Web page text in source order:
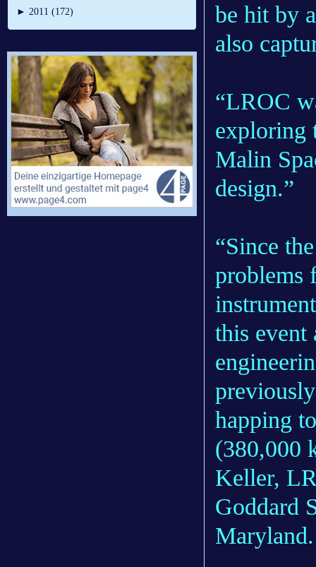
► 2011 (172)
be hit by
also
“LROC
exploring
Malin
design.”
“Since
problems
this event
happing
(380,000
Keller,
Goddard
Maryland.